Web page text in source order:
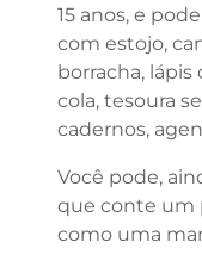
15 anos, e
com estojo,
borracha, lápis
cola, tesoura
cadernos,
Você pode,
que conte um
como uma